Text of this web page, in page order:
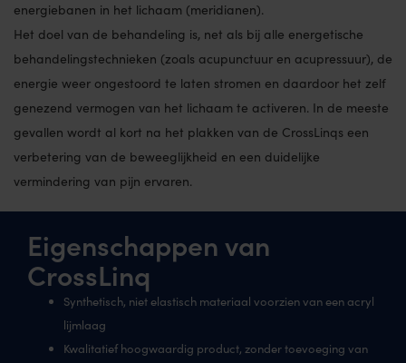
energiebanen in het lichaam (meridianen).
Het doel van de behandeling is, net als bij alle energetische
behandelingstechnieken (zoals acupunctuur en acupressuur), de
energie weer ongestoord te laten stromen en daardoor het zelf
genezend vermogen van het lichaam te activeren. In de meeste
gevallen wordt al kort na het plakken van de CrossLinqs een
verbetering van de beweeglijkheid en een duidelijke
vermindering van pijn ervaren.
Eigenschappen van
CrossLinq
Synthetisch, niet elastisch materiaal voorzien van een acryl
lijmlaag
Kwalitatief hoogwaardig product, zonder toevoeging van